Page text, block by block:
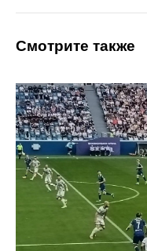
Смотрите также